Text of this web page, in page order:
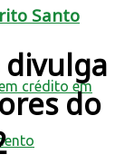
Santo
divulga
do